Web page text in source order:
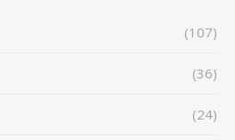
(107)
(36)
(24)